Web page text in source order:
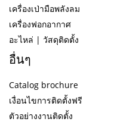
เครื่องเป่ามือพลังลม
เครื่องฟอกอากาศ
อะไหล่ | วัสดุติดตั้ง
อื่นๆ
Catalog brochure
เงื่อนไขการติดตั้งฟรี
ตัวอย่างงานติดตั้ง